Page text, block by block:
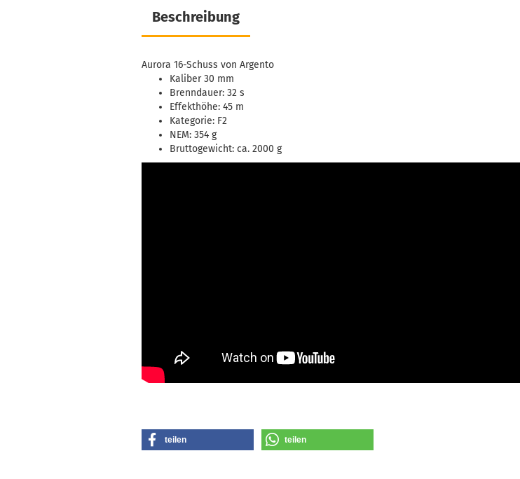
Beschreibung
Aurora 16-Schuss von Argento
Kaliber 30 mm
Brenndauer: 32 s
Effekthöhe: 45 m
Kategorie: F2
NEM: 354 g
Bruttogewicht: ca. 2000 g
teilen teilen